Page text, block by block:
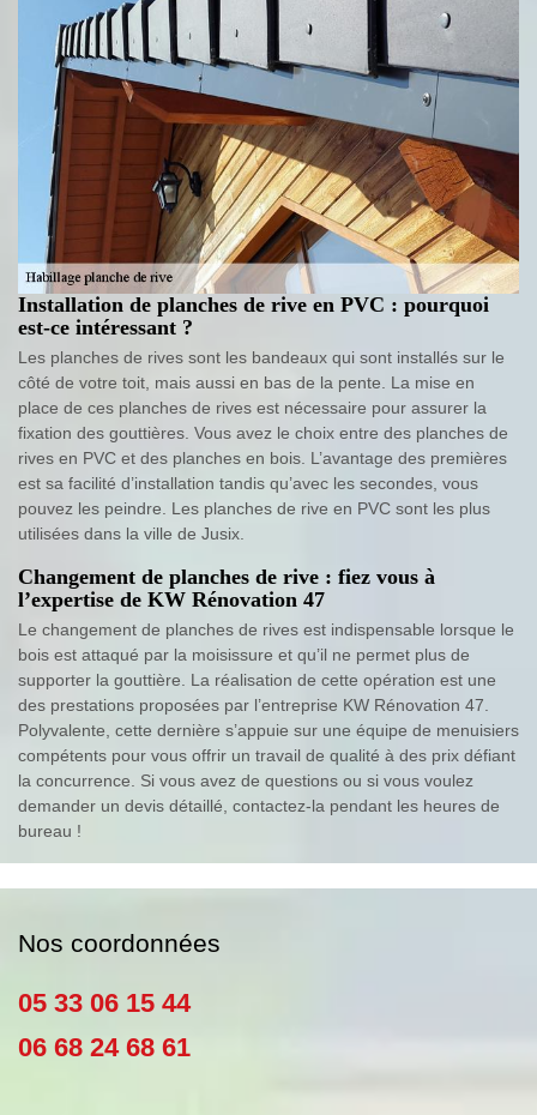
Installation de planches de rive en PVC : pourquoi
est-ce intéressant ?
Les planches de rives sont les bandeaux qui sont installés sur le
côté de votre toit, mais aussi en bas de la pente. La mise en
place de ces planches de rives est nécessaire pour assurer la
fixation des gouttières. Vous avez le choix entre des planches de
rives en PVC et des planches en bois. L’avantage des premières
est sa facilité d’installation tandis qu’avec les secondes, vous
pouvez les peindre. Les planches de rive en PVC sont les plus
utilisées dans la ville de Jusix.
Changement de planches de rive : fiez vous à
l’expertise de KW Rénovation 47
Le changement de planches de rives est indispensable lorsque le
bois est attaqué par la moisissure et qu’il ne permet plus de
supporter la gouttière. La réalisation de cette opération est une
des prestations proposées par l’entreprise KW Rénovation 47.
Polyvalente, cette dernière s’appuie sur une équipe de menuisiers
compétents pour vous offrir un travail de qualité à des prix défiant
la concurrence. Si vous avez de questions ou si vous voulez
demander un devis détaillé, contactez-la pendant les heures de
bureau !
Nos coordonnées
05 33 06 15 44
06 68 24 68 61